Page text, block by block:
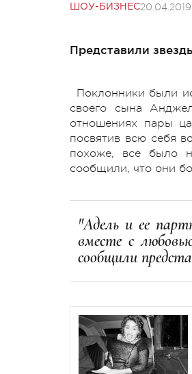
ШОУ-БИЗНЕС20.04.2019
Представили
Поклонники были
своего сына
отношениях пары
посвятив всю себя
похоже, все было
сообщили, что они
"Адель и ее
вместе с
сообщили